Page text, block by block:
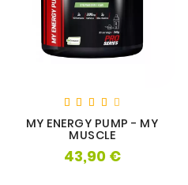
MY ENERGY PUMP - MY
MUSCLE
43,90 €Prix